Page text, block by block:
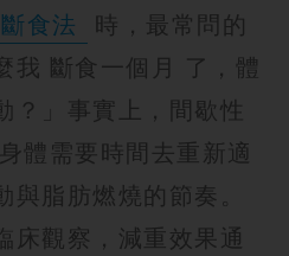
食法
時，最常問的
我 斷食一個月 了，體
」事實上，間歇性
體需要時間去重新適
脂肪燃燒的節奏。
床觀察，減重效果通